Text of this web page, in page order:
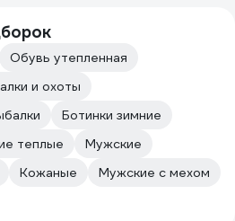
Обувь утепленная
и охоты
Ботинки зимние
теплые
Мужские
Кожаные
Мужские с мехом